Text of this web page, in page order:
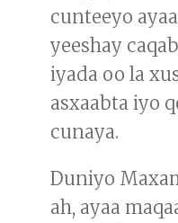
cunteeyo
yeeshay
iyada oo la
asxaabta iyo
cunaya.
Duniyo
ah, ayaa